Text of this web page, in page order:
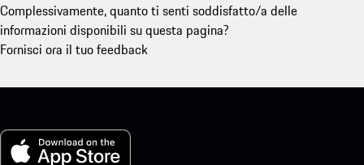
Complessivamente, quanto ti senti soddisfatto/a delle
informazioni disponibili su questa pagina?
Fornisci ora il tuo feedback